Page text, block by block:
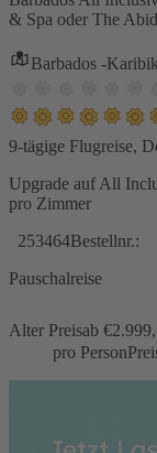
& Spa oder The
Barbados -
9-tägige Flugreise,
Upgrade auf All
pro Zimmer
253464Bestellnr.:
Pauschalreise
Alter Preisab €
pro Person